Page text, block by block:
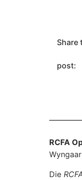
Share
post:
RCFA
Die